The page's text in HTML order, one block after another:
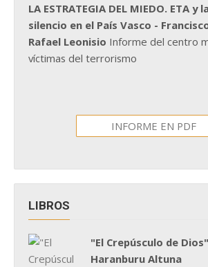
LA ESTRATEGIA DEL MIEDO. ETA y
silencio en el País Vasco -
Rafael Leonisio Informe del centro
víctimas del terrorismo
INFORME EN PDF
LIBROS
"El Crepúsculo de
Haranburu Altuna